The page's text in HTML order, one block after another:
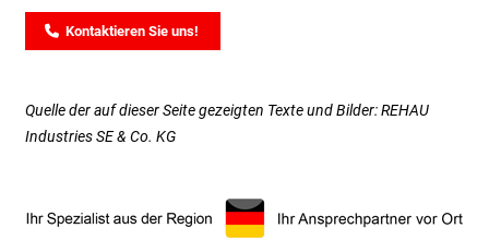
Kontaktieren Sie uns!
Quelle der auf dieser Seite gezeigten Texte und Bilder: REHAU
Industries SE & Co. KG